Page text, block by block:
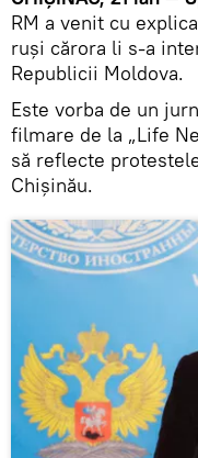
RM a venit cu
ruși cărora li s-a
Republicii Moldova.
Este vorba de un
filmare de la „Life
să reflecte
Chișinău.